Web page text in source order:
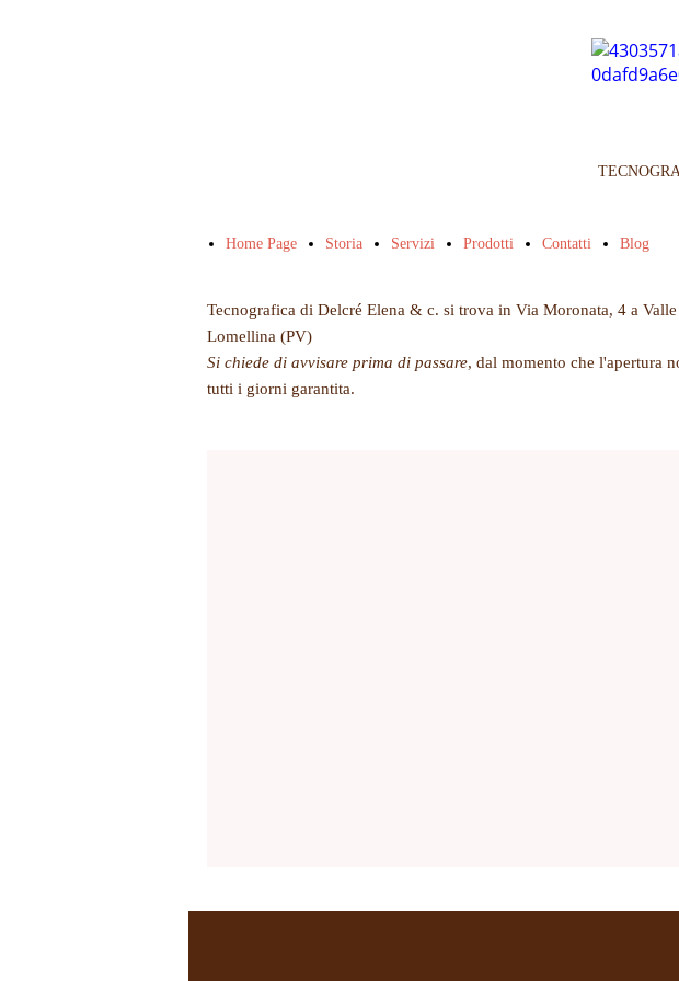
Home Page Storia Servizi Prodotti Contatti Blog
Tecnografica di Delcré Elena & c. si trova in Via Moronata, 4 a Valle
Lomellina (PV)
Si chiede di avvisare prima di passare, dal momento che l'apertura
tutti i giorni garantita.